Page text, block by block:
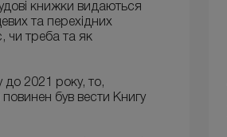
книжки видаються
та перехідних
чи треба та як
2021 року, то,
повинен був вести Книгу